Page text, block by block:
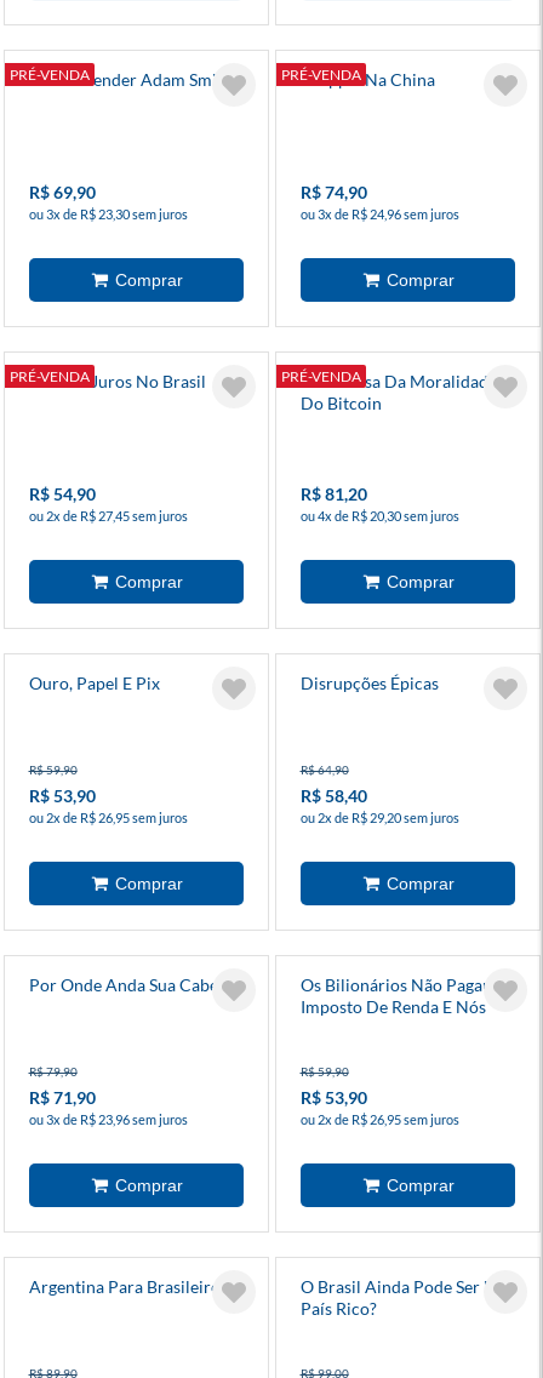
PRÉ-VENDA
Para Entender Adam Smith
R$ 69,90
ou 3x de R$ 23,30 sem juros
PRÉ-VENDA
A Apple Na China
R$ 74,90
ou 3x de R$ 24,96 sem juros
PRÉ-VENDA
Taxa De Juros No Brasil
R$ 54,90
ou 2x de R$ 27,45 sem juros
PRÉ-VENDA
Em Defesa Da Moralidade
Do Bitcoin
R$ 81,20
ou 4x de R$ 20,30 sem juros
Ouro, Papel E Pix
R$ 59,90
R$ 53,90
ou 2x de R$ 26,95 sem juros
Disrupções Épicas
R$ 64,90
R$ 58,40
ou 2x de R$ 29,20 sem juros
Por Onde Anda Sua Cabeça?
R$ 79,90
R$ 71,90
ou 3x de R$ 23,96 sem juros
Os Bilionários Não Pagam
Imposto De Renda E Nós
R$ 59,90
R$ 53,90
ou 2x de R$ 26,95 sem juros
Argentina Para Brasileiros
R$ 89,90
O Brasil Ainda Pode Ser Um
País Rico?
R$ 99,00